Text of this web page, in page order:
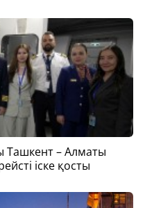
Ташкент – Алматы
іске қосты